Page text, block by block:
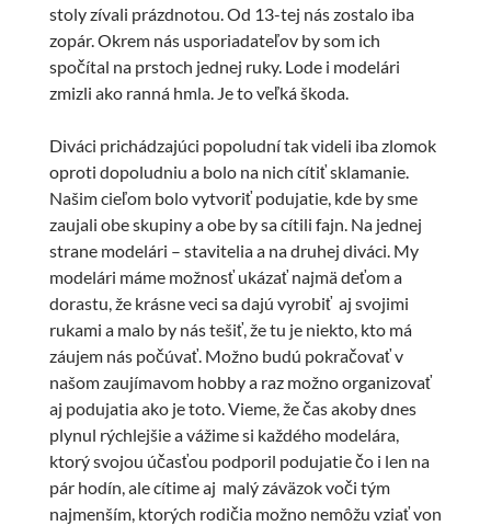
stoly zívali prázdnotou. Od 13-tej nás zostalo iba
zopár. Okrem nás usporiadateľov by som ich
spočítal na prstoch jednej ruky. Lode i modelári
zmizli ako ranná hmla. Je to veľká škoda.
Diváci prichádzajúci popoludní tak videli iba zlomok
oproti dopoludniu a bolo na nich cítiť sklamanie.
Našim cieľom bolo vytvoriť podujatie, kde by sme
zaujali obe skupiny a obe by sa cítili fajn. Na jednej
strane modelári – stavitelia a na druhej diváci. My
modelári máme možnosť ukázať najmä deťom a
dorastu, že krásne veci sa dajú vyrobiť aj svojimi
rukami a malo by nás tešiť, že tu je niekto, kto má
záujem nás počúvať. Možno budú pokračovať v
našom zaujímavom hobby a raz možno organizovať
aj podujatia ako je toto. Vieme, že čas akoby dnes
plynul rýchlejšie a vážime si každého modelára,
ktorý svojou účasťou podporil podujatie čo i len na
pár hodín, ale cítime aj malý záväzok voči tým
najmenším, ktorých rodičia možno nemôžu vziať von